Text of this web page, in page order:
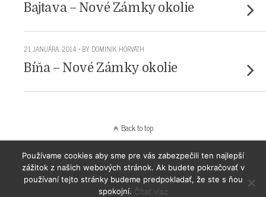
Bajtava – Nové Zámky okolie
21 JANUÁRA, 2014 • BY DOMINIK HORVATH
Bíňa – Nové Zámky okolie
Back to top
Mobile Desktop
Používame cookies aby sme pre vás zabezpečili ten najlepší
zážitok z našich webových stránok. Ak budete pokračovať v
používaní tejto stránky budeme predpokladať, že ste s ňou
spokojní. Čítať viac